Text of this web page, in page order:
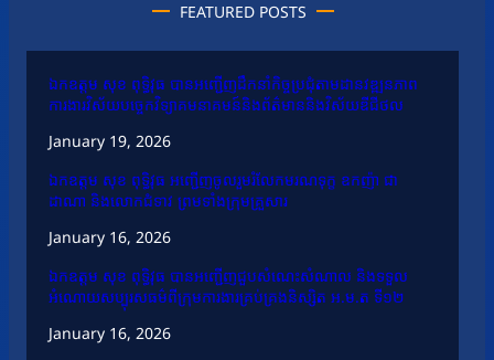
FEATURED POSTS
ឯកឧត្តម សុខ ពុទ្ធិវុធ បានអញ្ជើញដឹកនាំកិច្ចប្រជុំតាមដានវឌ្ឍនភាព
ការងារវិស័យបច្ចេកវិទ្យាគមនាគមន៍និងព័ត៌មាននិងវិស័យឌីជីថល
January 19, 2026
ឯកឧត្តម សុខ ពុទ្ធិវុធ អញ្ជើញចូលរួមរំលែកមរណទុក្ខ ឧកញ៉ា ជា
ដាណា និងលោកជំទាវ ព្រមទាំងក្រុមគ្រួសារ
January 16, 2026
ឯកឧត្តម សុខ ពុទ្ធិវុធ បានអញ្ជើញជួបសំណេះសំណាល និងទទួល
អំណោយសប្បុរសធម៌ពីក្រុមការងារគ្រប់គ្រងនិស្សិត អ.ម.ត ទី១២
January 16, 2026